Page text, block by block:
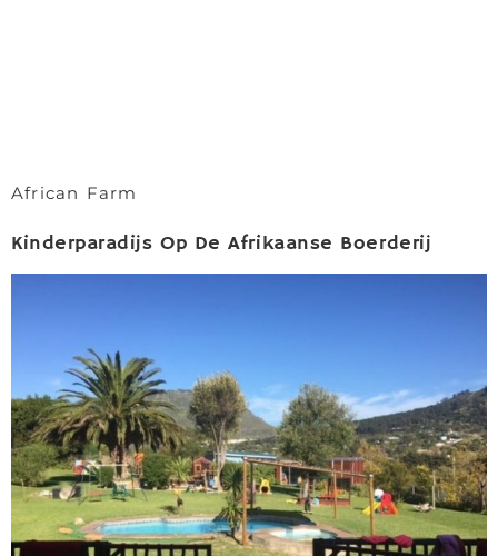
African Farm
Kinderparadijs Op De Afrikaanse Boerderij